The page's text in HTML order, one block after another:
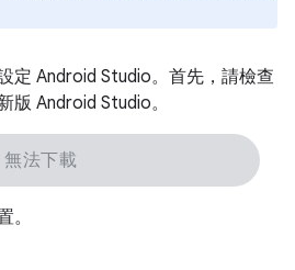
定 Android Studio。首先，請檢查
版 Android Studio。
無法下載
。